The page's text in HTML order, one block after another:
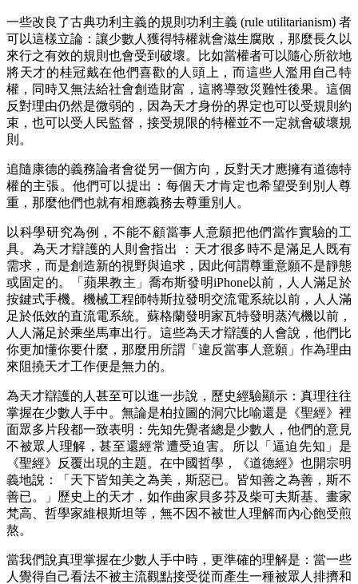
一些改良了古典功利主義的規則功利主義 (rule utilitarianism) 者
可以這樣立論：讓少數人獲得特權就會滋生腐敗，那麼長久以
來行之有效的規則也會受到破壞。比如當權者可以隨心所欲地
將天才的桂冠戴在他們喜歡的人頭上，而這些人濫用自己特
權，同時又無法給社會創造財富，這將導致災難性後果。這個
反對理由仍然是微弱的，因為天才身份的界定也可以受規則約
束，也可以受人民監督，接受規限的特權並不一定就會破壞規
則。
追隨康德的義務論者會從另一個方向，反對天才應擁有道德特
權的主張。他們可以提出：每個天才肯定也希望受到別人尊
重，那麼他們也就有相應義務去尊重別人。
以科學研究為例，不能不顧當事人意願把他們當作實驗的工
具。為天才辯護的人則會指出 ：天才很多時不是滿足人既有
需求，而是創造新的視野與追求，因此何謂尊重意願不是靜態
或固定的。「蘋果教主」喬布斯發明iPhone以前，人人滿足於
按鍵式手機。機械工程師特斯拉發明交流電系統以前，人人滿
足於低效的直流電系統。蘇格蘭發明家瓦特發明蒸汽機以前，
人人滿足於乘坐馬車出行。這些為天才辯護的人會說，他們比
你更加懂你要什麼，那麼用所謂「違反當事人意願」作為理由
來阻撓天才工作便是無力的。
為天才辯護的人甚至可以進一步說，歷史經驗顯示：真理往往
掌握在少數人手中。無論是柏拉圖的洞穴比喻還是《聖經》裡
面眾多片段都一致表明：先知先覺者總是少數人，他們的意見
不被眾人理解，甚至還經常遭受迫害。所以「逼迫先知」是
《聖經》反覆出現的主題。在中國哲學，《道德經》也開宗明
義地說：「天下皆知美之為美，斯惡已。皆知善之為善，斯不
善已。」歷史上的天才，如作曲家貝多芬及柴可夫斯基、畫家
梵高、哲學家維根斯坦等，無不因不被世人理解而內心飽受煎
熬。
當我們說真理掌握在少數人手中時，更準確的理解是：當一些
人覺得自己看法不被主流觀點接受從而產生一種被眾人排擠和